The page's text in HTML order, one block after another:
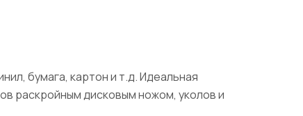
бумага, картон и т.д. Идеальная
раскройным дисковым ножом, уколов и